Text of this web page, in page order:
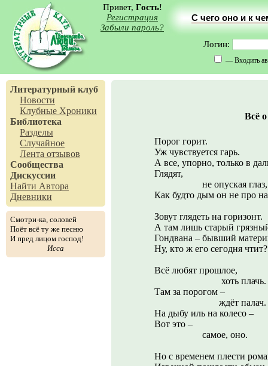
Привет, Гость!
Регистрация
Забыли пароль?
С чего оно и к
Логин:
— Входить
Литературный клуб
Новости
Клубные Хроники
Библиотека
Разделы
Случайное
Лента отзывов
Сообщества
Дискуссии
Найти Автора
Дневники
Смотри-ка, соловей
Поёт всё ту же песню
И пред лицом господ!
Исса
Всё
Порог горит.
Уж чувствуется гарь.
А все, упорно, только в
Глядят,
не опуская глаз,
Как будто дым он не про
Зовут глядеть на горизонт.
А там лишь старый
Гондвана – бывший
Ну, кто ж его сегодня чтит?
Всё любят прошлое,
хоть плачь.
Там за порогом –
ждёт палач.
На дыбу иль на колесо –
Вот это –
самое, оно.
Но с временем плести